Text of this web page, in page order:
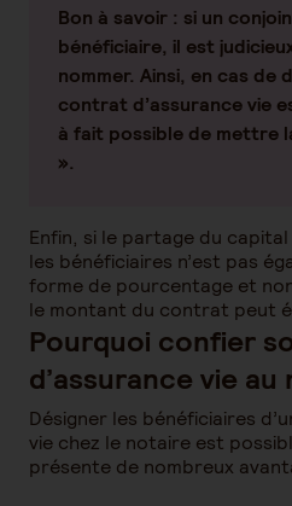
Bon à savoir : si un
bénéficiaire, il est
nommer. Ainsi, en cas de
contrat d’assurance vie
à fait possible de mettre
».
Enfin, si le partage du
les bénéficiaires n’est pas
forme de pourcentage et
le montant du contrat peut
Pourquoi confier
d’assurance vie
Désigner les bénéficiaires
vie chez le notaire est
présente de nombreux